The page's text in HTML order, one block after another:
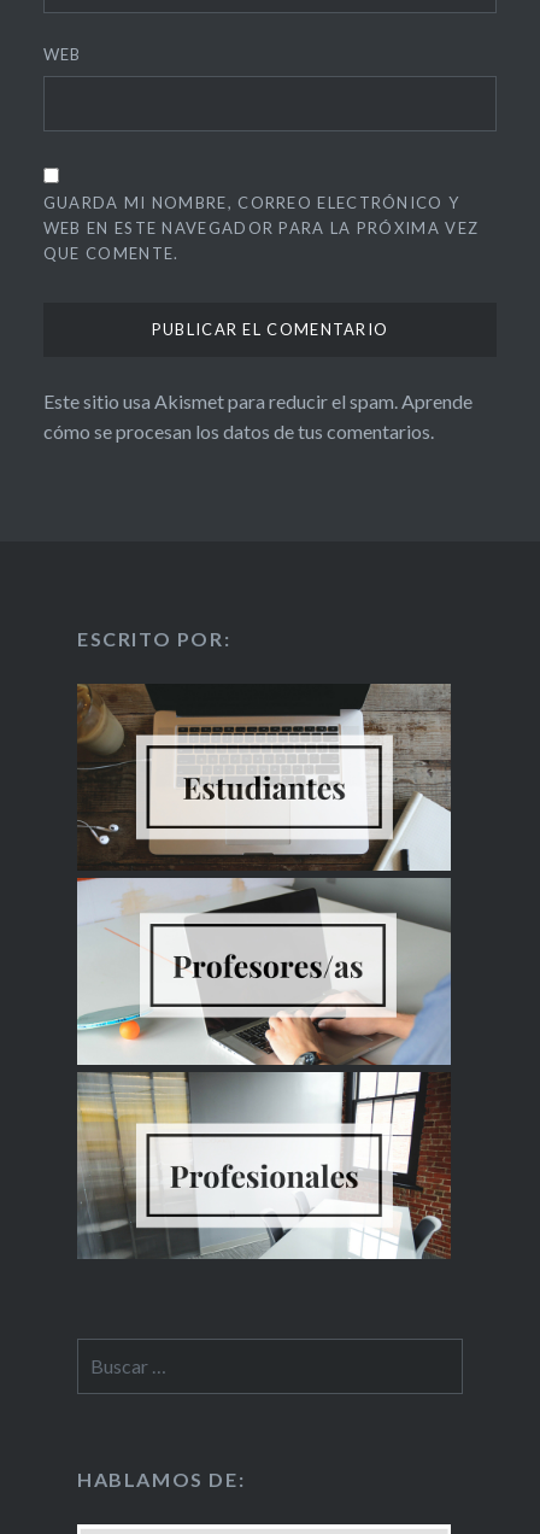
WEB
GUARDA MI NOMBRE, CORREO ELECTRÓNICO Y
WEB EN ESTE NAVEGADOR PARA LA PRÓXIMA VEZ
QUE COMENTE.
Este sitio usa Akismet para reducir el spam.Aprende
cómo se procesan los datos de tus comentarios.
ESCRITO POR:
HABLAMOS DE: